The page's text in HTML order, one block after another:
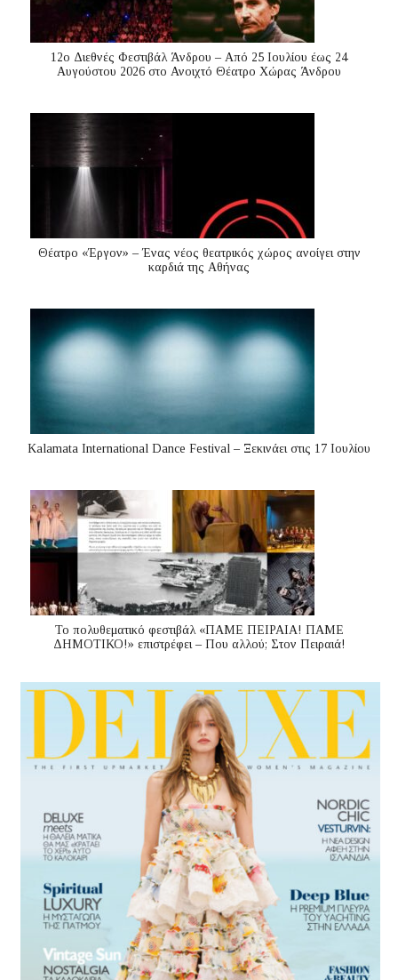
12ο Διεθνές Φεστιβάλ Άνδρου – Από 25 Ιουλίου έως 24
Αυγούστου 2026 στο Ανοιχτό Θέατρο Χώρας Άνδρου
Θέατρο «Έργον» – Ένας νέος θεατρικός χώρος ανοίγει στην
καρδιά της Αθήνας
Kalamata International Dance Festival – Ξεκινάει στις 17 Ιουλίου
Το πολυθεματικό φεστιβάλ «ΠΑΜΕ ΠΕΙΡΑΙΑ! ΠΑΜΕ
ΔΗΜΟΤΙΚΟ!» επιστρέφει – Που αλλού; Στον Πειραιά!